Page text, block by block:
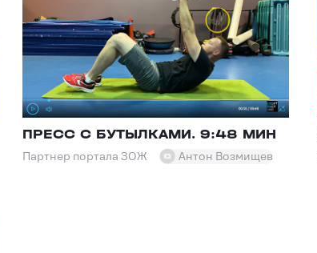
ПРЕСС С БУТЫЛКАМИ. 9:48 МИН
Партнер портала ЗОЖ Антон Возмищев